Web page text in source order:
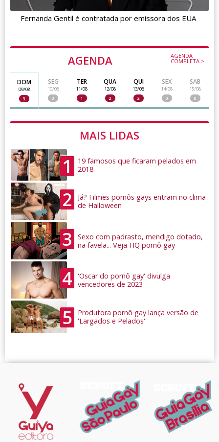
AGENDA AGENDA
COMPLETA >
DOM
09/08
3
SEG
10/08
0
TER
11/08
1
QUA
12/08
2
QUI
13/08
2
SEX
14/08
0
SAB
15/08
0
MAIS LIDAS
1
19 famosos que ficaram pelados em
2018
2
Já? Filmes pornôs gays entram no clima
de Halloween
3
Sexo com padrasto, mendigo dotado,
na favela... Veja HQ pornô gay
4
'Oscar do pornô gay' divulga
vencedores de 2023
5
Produtora pornô gay lança versão de
'Largados e Pelados'
Fernanda Gentil é contratada por emissora dos EUA